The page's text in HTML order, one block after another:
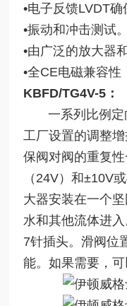
•电子反馈LVDT确
•振动和冲击测试。
•由广泛的放大器
•全CE电磁兼容性
KBFD/TG4V-5：
一系列比例定
工厂设置的调整
保阀对阀的重复
（24V）和±10V
大器安装在一个
水和其他流体进
7针插头。滑阀位
能。如果需要，